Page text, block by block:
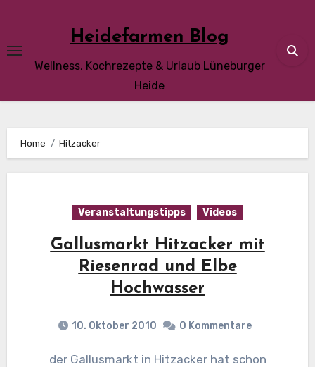
content
Heidefarmen Blog
Wellness, Kochrezepte & Urlaub Lüneburger
Heide
Home Hitzacker
Veranstaltungstipps Videos
Gallusmarkt Hitzacker mit
Riesenrad und Elbe
Hochwasser
10. Oktober 2010 0 Kommentare
der Gallusmarkt in Hitzacker hat schon